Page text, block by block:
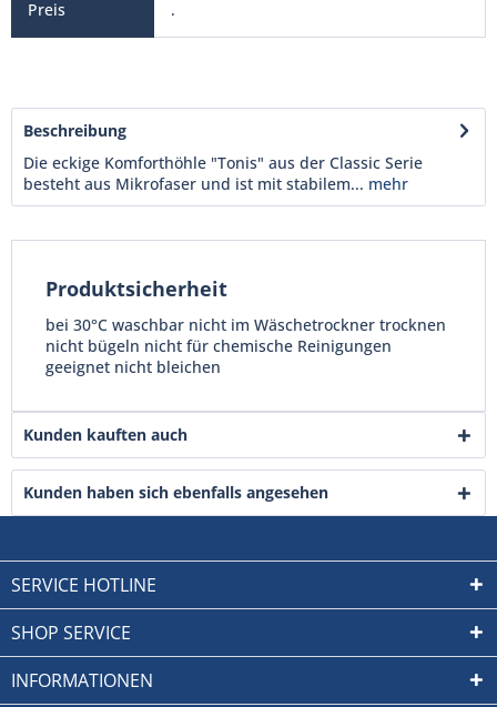
.
Beschreibung
Die eckige Komforthöhle "Tonis" aus der Classic Serie
besteht aus Mikrofaser und ist mit stabilem... mehr
Produktsicherheit
bei 30°C waschbar nicht im Wäschetrockner trocknen
nicht bügeln nicht für chemische Reinigungen
geeignet nicht bleichen
Kunden kauften auch
Kunden haben sich ebenfalls angesehen
SERVICE HOTLINE
SHOP SERVICE
INFORMATIONEN